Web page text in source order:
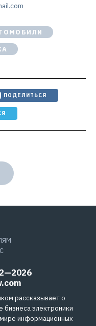
ПОДЕЛИТЬСЯ
рассказывает о
бизнеса электроники
информационных